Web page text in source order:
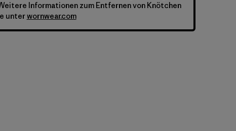
Informationen zum Entfernen von Knötchen
unterwornwear.com